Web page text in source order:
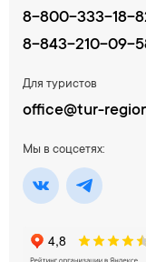
8-800-333-18-
8-843-210-09-
Для туристов
office@tur-
Мы в соцсетях: